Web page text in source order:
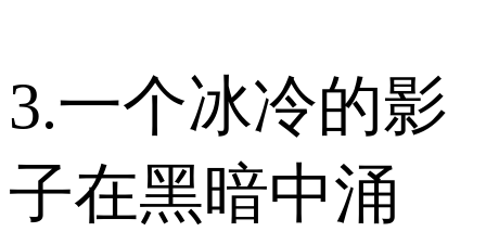
3.一个冰冷的影
子在黑暗中涌